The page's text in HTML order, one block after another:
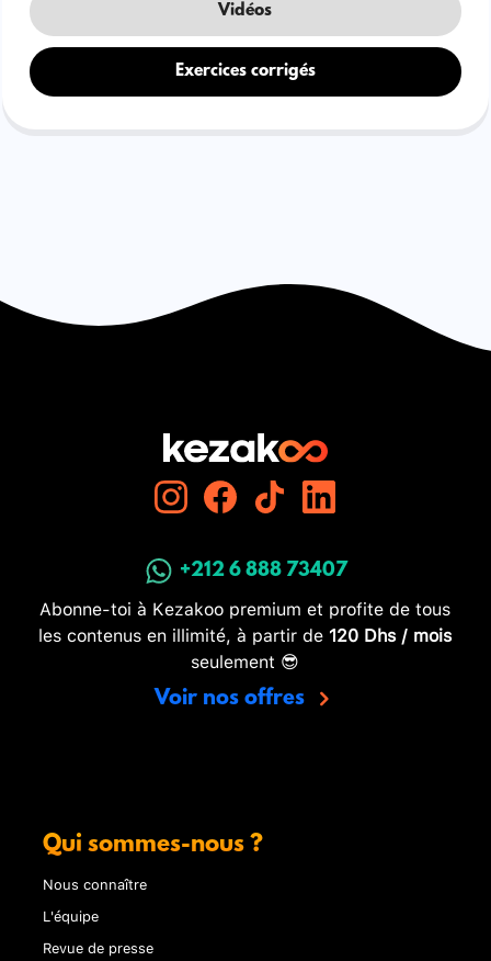
Vidéos
Exercices corrigés
+212 6 888 73407
Abonne-toi à Kezakoo premium et profite de tous
les contenus en illimité, à partir de 120 Dhs / mois
seulement 😎
Voir nos offres
Qui sommes-nous ?
Nous connaître
L'équipe
Revue de presse